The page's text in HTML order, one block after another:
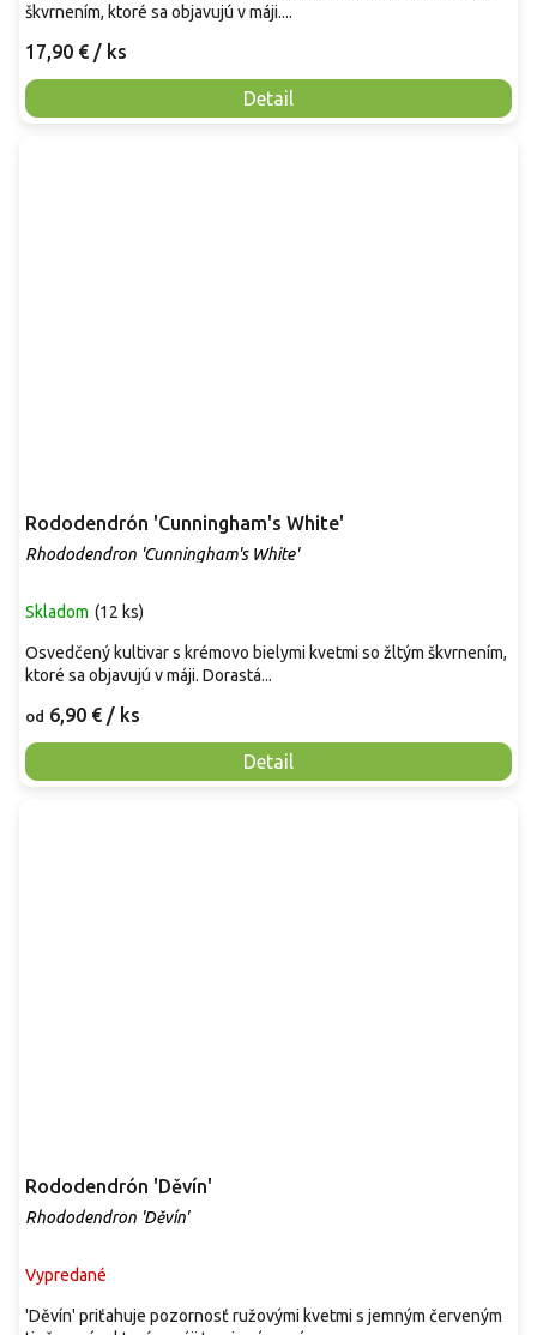
17,90 € / ks
Detail
škvrnením, ktoré sa objavujú v máji....
Rododendrón 'Cunningham's White'
Rhododendron 'Cunningham's White'
Skladom (12 ks)
od 6,90 € / ks
Detail
Osvedčený kultivar s krémovo bielymi kvetmi so žltým škvrnením,
ktoré sa objavujú v máji. Dorastá...
Rododendrón 'Děvín'
Rhododendron 'Děvín'
Vypredané
'Děvín' priťahuje pozornosť ružovými kvetmi s jemným červeným